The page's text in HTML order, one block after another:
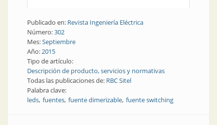
Publicado en: Revista Ingeniería Eléctrica
Número:302
Mes:Septiembre
Año:2015
Tipo de artículo:
Descripción de producto, servicios y normativas
Todas las publicaciones de: RBC Sitel
Palabra clave:
leds fuentes fuente dimerizable fuente switching